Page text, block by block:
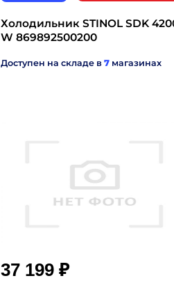
Холодильник STINOL SDK
W 869892500200
Доступен на складе в 7 магазинах
37 199 ₽